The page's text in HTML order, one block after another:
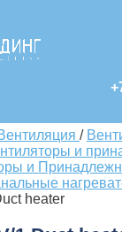
/
и
и
heater